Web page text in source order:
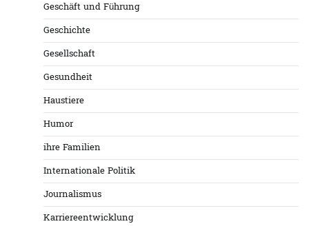
Geschäft und Führung
Geschichte
Gesellschaft
Gesundheit
Haustiere
Humor
ihre Familien
Internationale Politik
Journalismus
Karriereentwicklung